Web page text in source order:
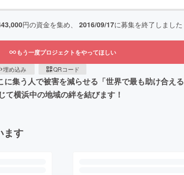
円の資金を集め、 2016/09/17に募集を終了しました
もう一度プロジェクトをやってほしい
埋め込み QRコード
集う人で被害を減らせる「世界で最も助け合え
横浜中の地域の絆を結びます！
ます